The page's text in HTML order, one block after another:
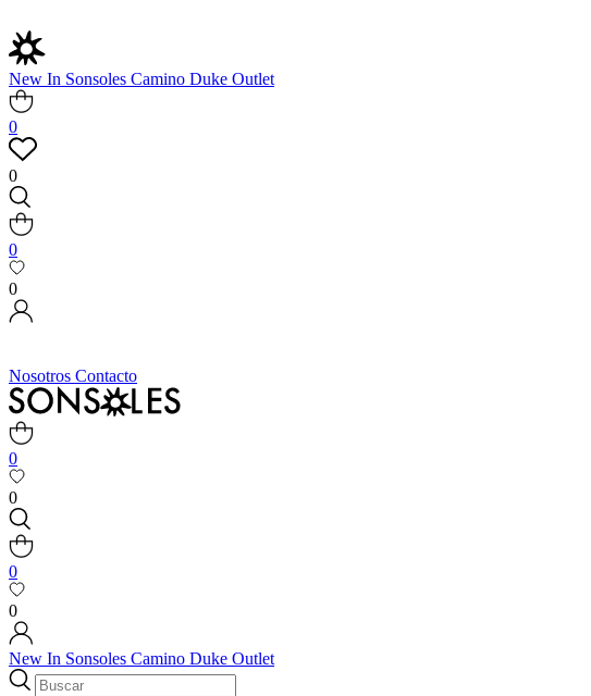
New In Sonsoles Camino Duke Outlet
0
0
0
0
Nosotros Contacto
0
0
0
0
New In Sonsoles Camino Duke Outlet